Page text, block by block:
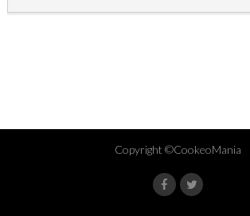
Copyright ©CookeoMania